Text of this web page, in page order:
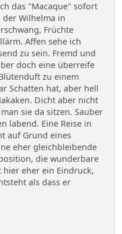
das "Macaque" sofort
der Wilhelma in
Früchte
Affen sehe ich
zu sein. Fremd und
doch eine überreife
zu einem
Schatten hat, aber hell
Dicht aber nicht
sie da sitzen. Sauber
labend. Eine Reise in
auf Grund eines
eher gleichbleibende
die wunderbare
eher ein Eindruck,
als dass er